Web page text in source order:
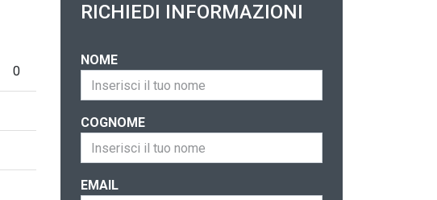
0
RICHIEDI INFORMAZIONI
NOME
COGNOME
EMAIL